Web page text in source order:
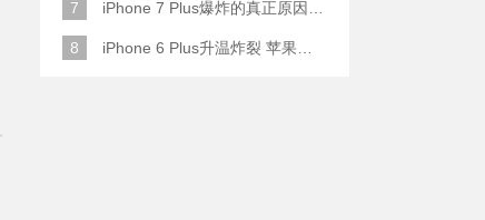
7 iPhone 7 Plus爆炸的真正原因原来是这样
8 iPhone 6 Plus升温炸裂 苹果赔了一部全新的